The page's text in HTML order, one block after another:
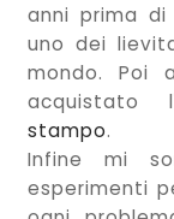
anni prima
uno dei
mondo. Poi
acquistato
stampo.
Infine mi
esperimenti